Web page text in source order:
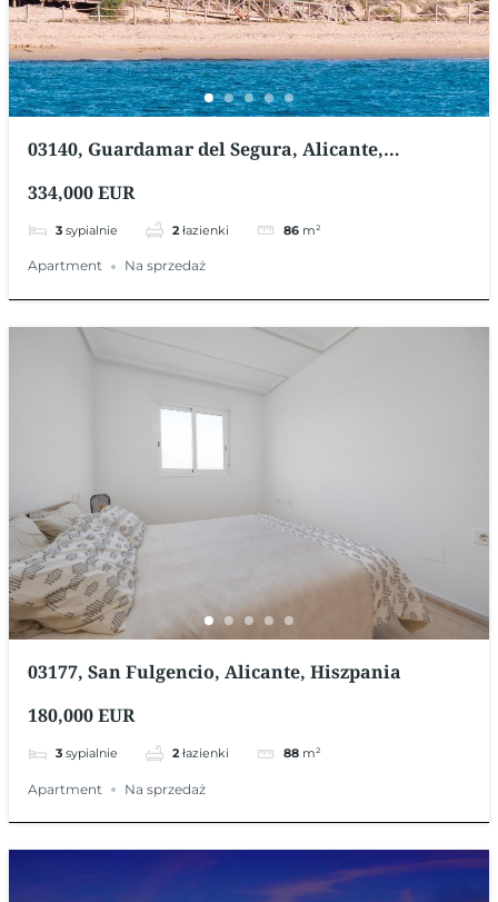
03140, Guardamar del Segura, Alicante,
334,000 EUR
3 sypialnie 2 łazienki 86 m²
Apartment Na sprzedaż
03177, San Fulgencio, Alicante, Hiszpania
180,000 EUR
3 sypialnie 2 łazienki 88 m²
Apartment Na sprzedaż